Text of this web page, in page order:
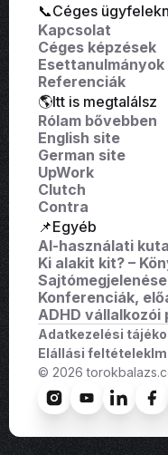
📞Céges
Kapcsolat
Céges képzések
Esettanulmányok
Referenciák
🌎Itt is megtalálsz
Rólam bővebben
English site
German site
UpWork
Clutch
Contra
📌Egyéb
AI-használati
Ki alakit kit? –
Konferenciák,
ADHD vállalkozói
Adatkezelési
Elállási feltételek
© 2026